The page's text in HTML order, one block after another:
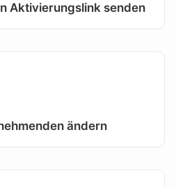
Aktivierungslink senden
ändern